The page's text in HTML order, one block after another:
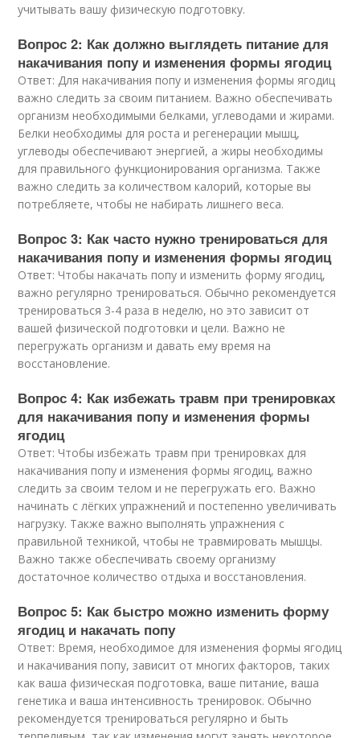
учитывать вашу физическую подготовку.
Вопрос 2: Как должно выглядеть питание для
накачивания попу и изменения формы ягодиц
Ответ: Для накачивания попу и изменения формы ягодиц
важно следить за своим питанием. Важно обеспечивать
организм необходимыми белками, углеводами и жирами.
Белки необходимы для роста и регенерации мышц,
углеводы обеспечивают энергией, а жиры необходимы
для правильного функционирования организма. Также
важно следить за количеством калорий, которые вы
потребляете, чтобы не набирать лишнего веса.
Вопрос 3: Как часто нужно тренироваться для
накачивания попу и изменения формы ягодиц
Ответ: Чтобы накачать попу и изменить форму ягодиц,
важно регулярно тренироваться. Обычно рекомендуется
тренироваться 3-4 раза в неделю, но это зависит от
вашей физической подготовки и цели. Важно не
перегружать организм и давать ему время на
восстановление.
Вопрос 4: Как избежать травм при тренировках
для накачивания попу и изменения формы
ягодиц
Ответ: Чтобы избежать травм при тренировках для
накачивания попу и изменения формы ягодиц, важно
следить за своим телом и не перегружать его. Важно
начинать с лёгких упражнений и постепенно увеличивать
нагрузку. Также важно выполнять упражнения с
правильной техникой, чтобы не травмировать мышцы.
Важно также обеспечивать своему организму
достаточное количество отдыха и восстановления.
Вопрос 5: Как быстро можно изменить форму
ягодиц и накачать попу
Ответ: Время, необходимое для изменения формы ягодиц
и накачивания попу, зависит от многих факторов, таких
как ваша физическая подготовка, ваше питание, ваша
генетика и ваша интенсивность тренировок. Обычно
рекомендуется тренироваться регулярно и быть